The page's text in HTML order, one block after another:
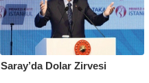
Saray’da Dolar Zirvesi